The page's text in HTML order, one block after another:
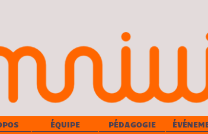
ÉQUIPE PÉDAGOGIE